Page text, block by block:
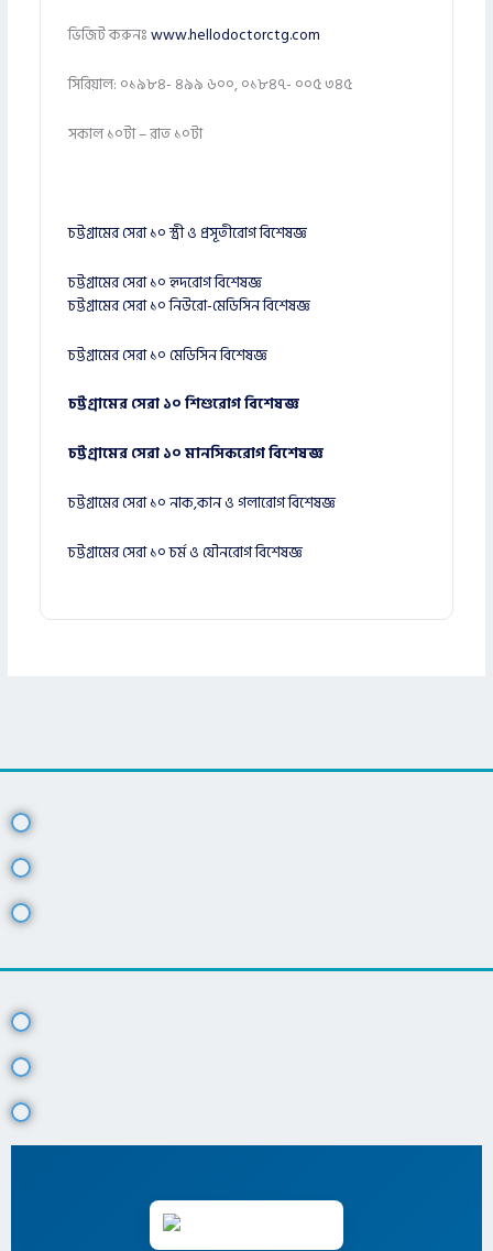
ভিজিট করুনঃwww.hellodoctorctg.com
সিরিয়াল: ০১৯৮৪- ৪৯৯ ৬০০, ০১৮৪৭- ০০৫ ৩৪৫
সকাল ১০টা – রাত ১০টা
চট্টগ্রামের সেরা ১০ স্ত্রী ও প্রসূতীরোগ বিশেষজ্ঞ
চট্টগ্রামের সেরা ১০ হৃদরোগ বিশেষজ্ঞ
চট্টগ্রামের সেরা ১০ নিউরো-মেডিসিন বিশেষজ্ঞ
চট্টগ্রামের সেরা ১০ মেডিসিন বিশেষজ্ঞ
চট্টগ্রামের সেরা ১০ শিশুরোগ বিশেষজ্ঞ
চট্টগ্রামের সেরা ১০ মানসিকরোগ বিশেষজ্ঞ
চট্টগ্রামের সেরা ১০ নাক,কান ও গলারোগ বিশেষজ্ঞ
চট্টগ্রামের সেরা ১০ চর্ম ও যৌনরোগ বিশেষজ্ঞ